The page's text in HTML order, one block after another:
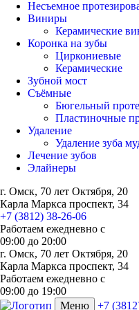
Несъемное
Виниры
Керамические
Коронка на зубы
Циркониевые
Керамические
Зубной мост
Съёмные
Бюгельный
Пластиночные
Удаление
Удаление зуба
Лечение зубов
Элайнеры
г. Омск, 70 лет Октября, 20
Карла Маркса проспект, 34
+7 (3812) 38-26-06
Работаем ежедневно с
09:00 до 20:00
г. Омск, 70 лет Октября, 20
Карла Маркса проспект, 34
Работаем ежедневно с
09:00 до 19:00
Меню
+7